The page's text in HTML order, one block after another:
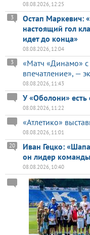
08.08.2026, 12:25
Остап Маркевич:
настоящий гол
идет до конца»
3
08.08.2026, 12:04
«Матч «Динамо»
впечатление», —
3
08.08.2026, 11:43
У «Оболони»
08.08.2026, 11:22
«Атлетико»
08.08.2026, 11:01
Иван Гецко:
он лидер
20
08.08.2026, 10:40